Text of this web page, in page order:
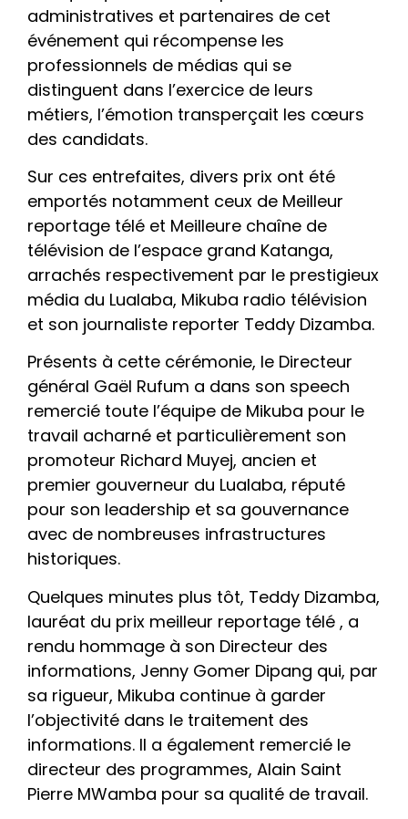
administratives et partenaires de cet
événement qui récompense les
professionnels de médias qui se
distinguent dans l’exercice de leurs
métiers, l’émotion transperçait les cœurs
des candidats.
Sur ces entrefaites, divers prix ont été
emportés notamment ceux de Meilleur
reportage télé et Meilleure chaîne de
télévision de l’espace grand Katanga,
arrachés respectivement par le prestigieux
média du Lualaba, Mikuba radio télévision
et son journaliste reporter Teddy Dizamba.
Présents à cette cérémonie, le Directeur
général Gaël Rufum a dans son speech
remercié toute l’équipe de Mikuba pour le
travail acharné et particulièrement son
promoteur Richard Muyej, ancien et
premier gouverneur du Lualaba, réputé
pour son leadership et sa gouvernance
avec de nombreuses infrastructures
historiques.
Quelques minutes plus tôt, Teddy Dizamba,
lauréat du prix meilleur reportage télé , a
rendu hommage à son Directeur des
informations, Jenny Gomer Dipang qui, par
sa rigueur, Mikuba continue à garder
l’objectivité dans le traitement des
informations. Il a également remercié le
directeur des programmes, Alain Saint
Pierre MWamba pour sa qualité de travail.